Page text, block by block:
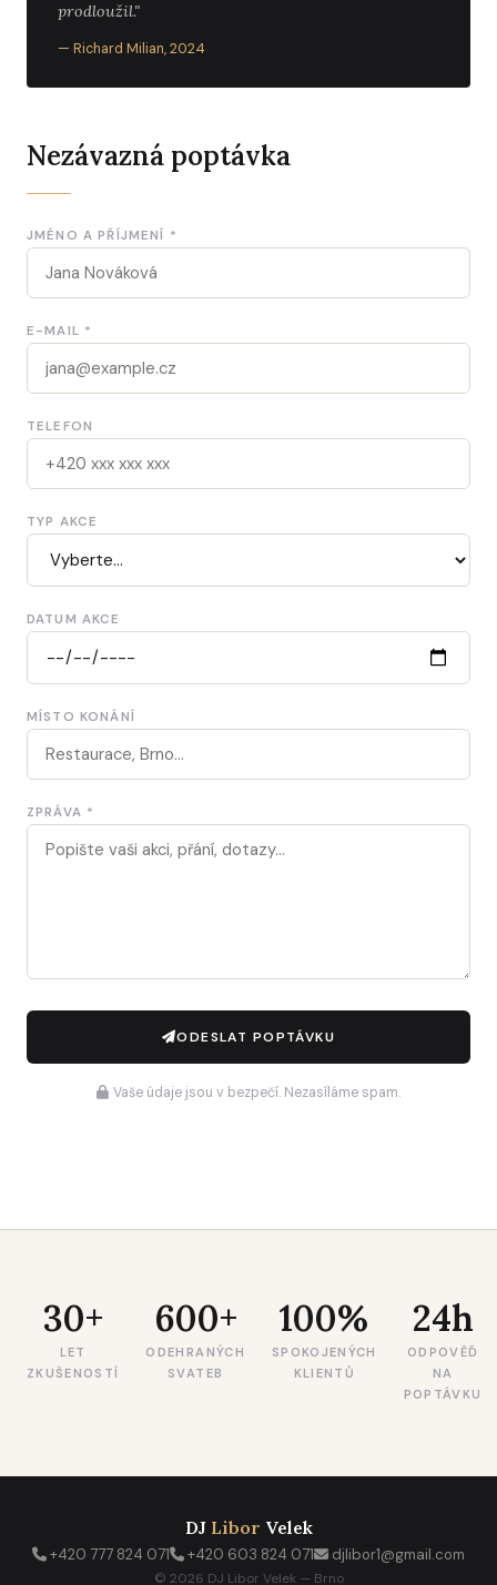
prodloužil."
— Richard Milian, 2024
Nezávazná poptávka
JMÉNO A PŘÍJMENÍ *
E-MAIL *
TELEFON
TYP AKCE
DATUM AKCE
MÍSTO KONÁNÍ
ZPRÁVA *
ODESLAT POPTÁVKU
Vaše údaje jsou v bezpečí. Nezasíláme spam.
30+
LET
ZKUŠENOSTÍ
600+
ODEHRANÝCH
SVATEB
100%
SPOKOJENÝCH
KLIENTŮ
24h
ODPOVĚĎ
NA
POPTÁVKU
DJ Libor Velek
+420 777 824 071 +420 603 824 071 djlibor1@gmail.com
© 2026 DJ Libor Velek — Brno